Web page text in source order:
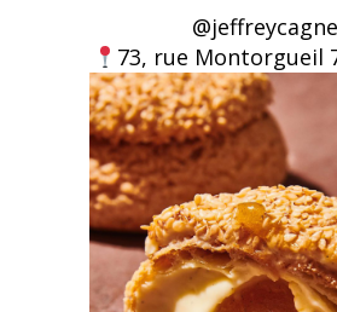
73, rue Montorgueil